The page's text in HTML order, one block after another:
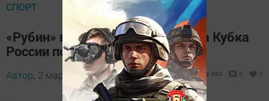
СПОРТ
«Рубин» в одном шаге от финала Кубка
России по футболу
Автор, 2 марта 2017 - 12:35 684 0 0